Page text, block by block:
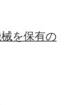
を保有の